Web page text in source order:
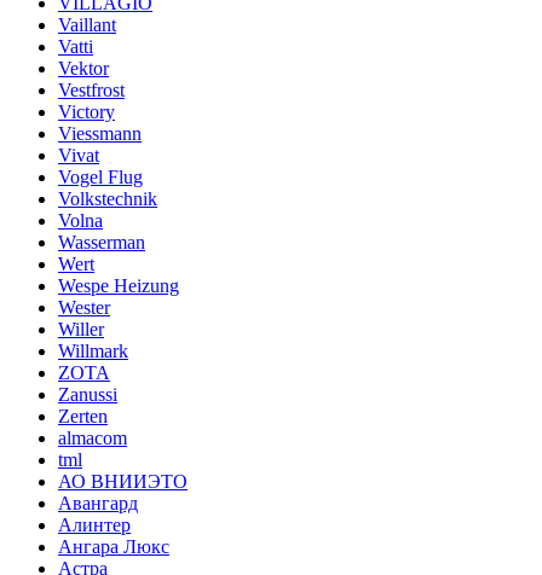
Vaillant
Vatti
Vektor
Vestfrost
Victory
Viessmann
Vivat
Vogel Flug
Volkstechnik
Volna
Wasserman
Wert
Wespe Heizung
Wester
Willer
Willmark
ZOTA
Zanussi
Zerten
almacom
tml
АО ВНИИЭТО
Авангард
Алинтер
Ангара Люкс
Астра